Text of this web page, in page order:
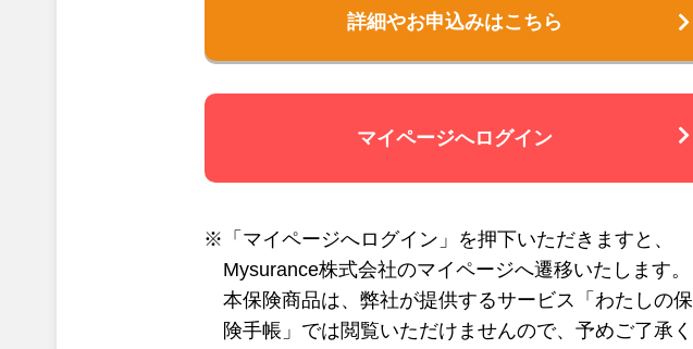
詳細やお申込みはこちら
マイページへログイン
※「マイページへログイン」を押下いただきますと、
Mysurance株式会社のマイページへ遷移いたします。
本保険商品は、弊社が提供するサービス「わたしの保
険手帳」では閲覧いただけませんので、予めご了承く